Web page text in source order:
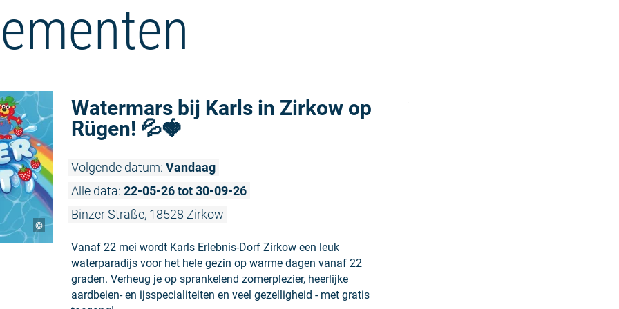
©
Watermars bij Karls in Zirkow op
Rügen! 💦🍓
Volgende datum: Vandaag
Alle data: 22-05-26 tot 30-09-26
Binzer Straße, 18528 Zirkow
Vanaf 22 mei wordt Karls Erlebnis-Dorf Zirkow een leuk
waterparadijs voor het hele gezin op warme dagen vanaf 22
graden. Verheug je op sprankelend zomerplezier, heerlijke
aardbeien- en ijsspecialiteiten en veel gezelligheid - met gratis